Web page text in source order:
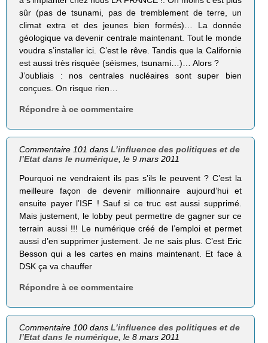
sûr (pas de tsunami, pas de tremblement de terre, un
climat extra et des jeunes bien formés)… La donnée
géologique va devenir centrale maintenant. Tout le monde
voudra s’installer ici. C’est le rêve. Tandis que la Californie
est aussi très risquée (séismes, tsunami…)… Alors ?
J’oubliais : nos centrales nucléaires sont super bien
conçues. On risque rien…
Répondre à ce commentaire
Commentaire 101 dansL’influence des politiques et de
l’Etat dans le numérique, le 9 mars 2011
Pourquoi ne vendraient ils pas s’ils le peuvent ? C’est la
meilleure façon de devenir millionnaire aujourd’hui et
ensuite payer l’ISF ! Sauf si ce truc est aussi supprimé.
Mais justement, le lobby peut permettre de gagner sur ce
terrain aussi !!! Le numérique créé de l’emploi et permet
aussi d’en supprimer justement. Je ne sais plus. C’est Eric
Besson qui a les cartes en mains maintenant. Et face à
DSK ça va chauffer
Répondre à ce commentaire
Commentaire 100 dansL’influence des politiques et de
l’Etat dans le numérique, le 8 mars 2011